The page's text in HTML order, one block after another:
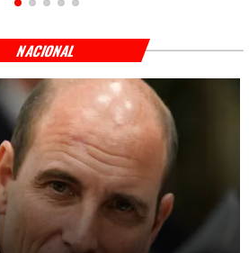
NACIONAL